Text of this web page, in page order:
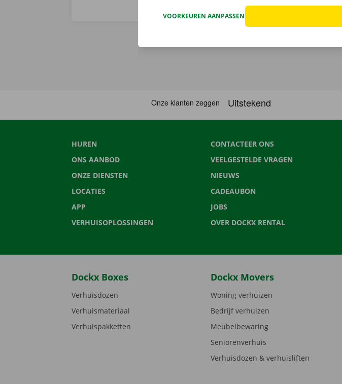
HUREN
ONS AANBOD
ONZE DIENSTEN
LOCATIES
APP
VERHUISOPLOSSINGEN
CONTACTEER ONS
VEELGESTELDE VRAGEN
NIEUWS
CADEAUBON
JOBS
OVER DOCKX RENTAL
Dockx Boxes
Verhuisdozen
Verhuismateriaal
Verhuispakketten
Dockx Movers
Woning verhuizen
Bedrijf verhuizen
Meubelbewaring
Seniorenverhuis
Verhuisdozen & verhuisliften
VOORKEUREN AANPASSEN